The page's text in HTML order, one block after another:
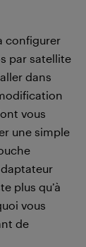
configurer
par satellite
dans
vous
une simple
plus qu’à
vous
de